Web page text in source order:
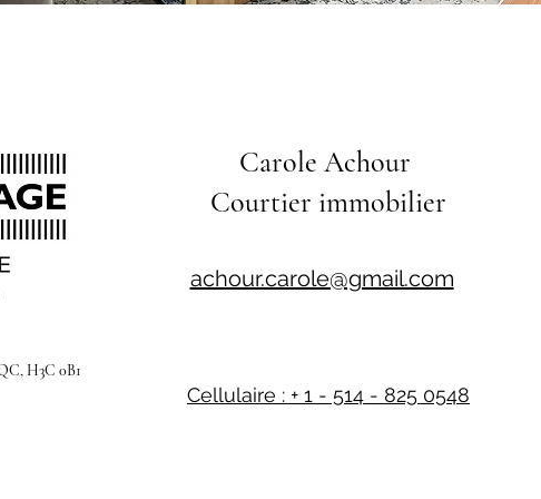
Carole Achour
Courtier immobilier
achour.carole@gmail.com
H3C 0B1
Cellulaire : + 1 - 514 - 825 0548